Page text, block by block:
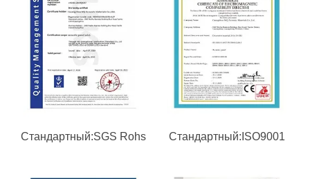
Стандартный:SGS Rohs Стандартный:ISO9001